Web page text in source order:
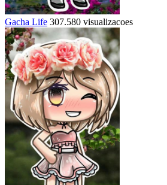
Gacha Life 307.580 visualizacoes